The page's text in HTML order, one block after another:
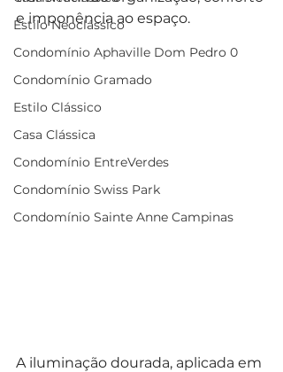
Estilo Neoclássico
Condomínio Aphaville Dom Pedro 0
Condomínio Gramado
Estilo Clássico
Casa Clássica
Condomínio EntreVerdes
Condomínio Swiss Park
Condomínio Sainte Anne Campinas
e imponência ao espaço.
A iluminação dourada, aplicada em